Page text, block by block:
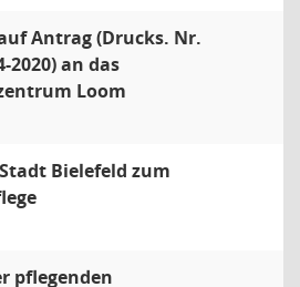
Antrag (Drucks. Nr.
2020) an das
Loom
Bielefeld zum
pflegenden